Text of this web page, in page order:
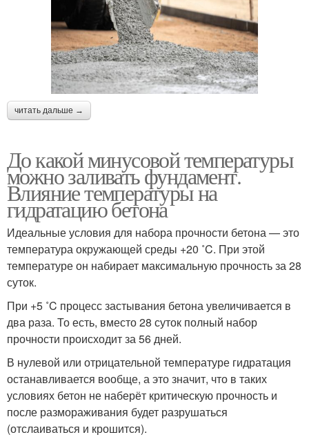
читать дальше →
До какой минусовой температуры
можно заливать фундамент.
Влияние температуры на
гидратацию бетона
Идеальные условия для набора прочности бетона — это
температура окружающей среды +20 ˚C. При этой
температуре он набирает максимальную прочность за 28
суток.
При +5 ˚C процесс застывания бетона увеличивается в
два раза. То есть, вместо 28 суток полный набор
прочности происходит за 56 дней.
В нулевой или отрицательной температуре гидратация
останавливается вообще, а это значит, что в таких
условиях бетон не наберёт критическую прочность и
после размораживания будет разрушаться
(отслаиваться и крошится).